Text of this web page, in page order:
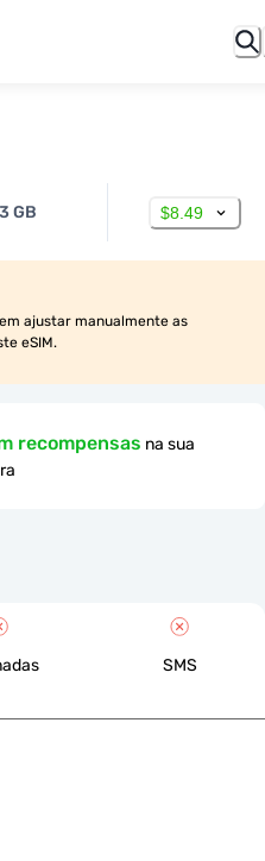
3 GB $8.49
ajustar manualmente as
eSIM.
recompensas na sua
SMS